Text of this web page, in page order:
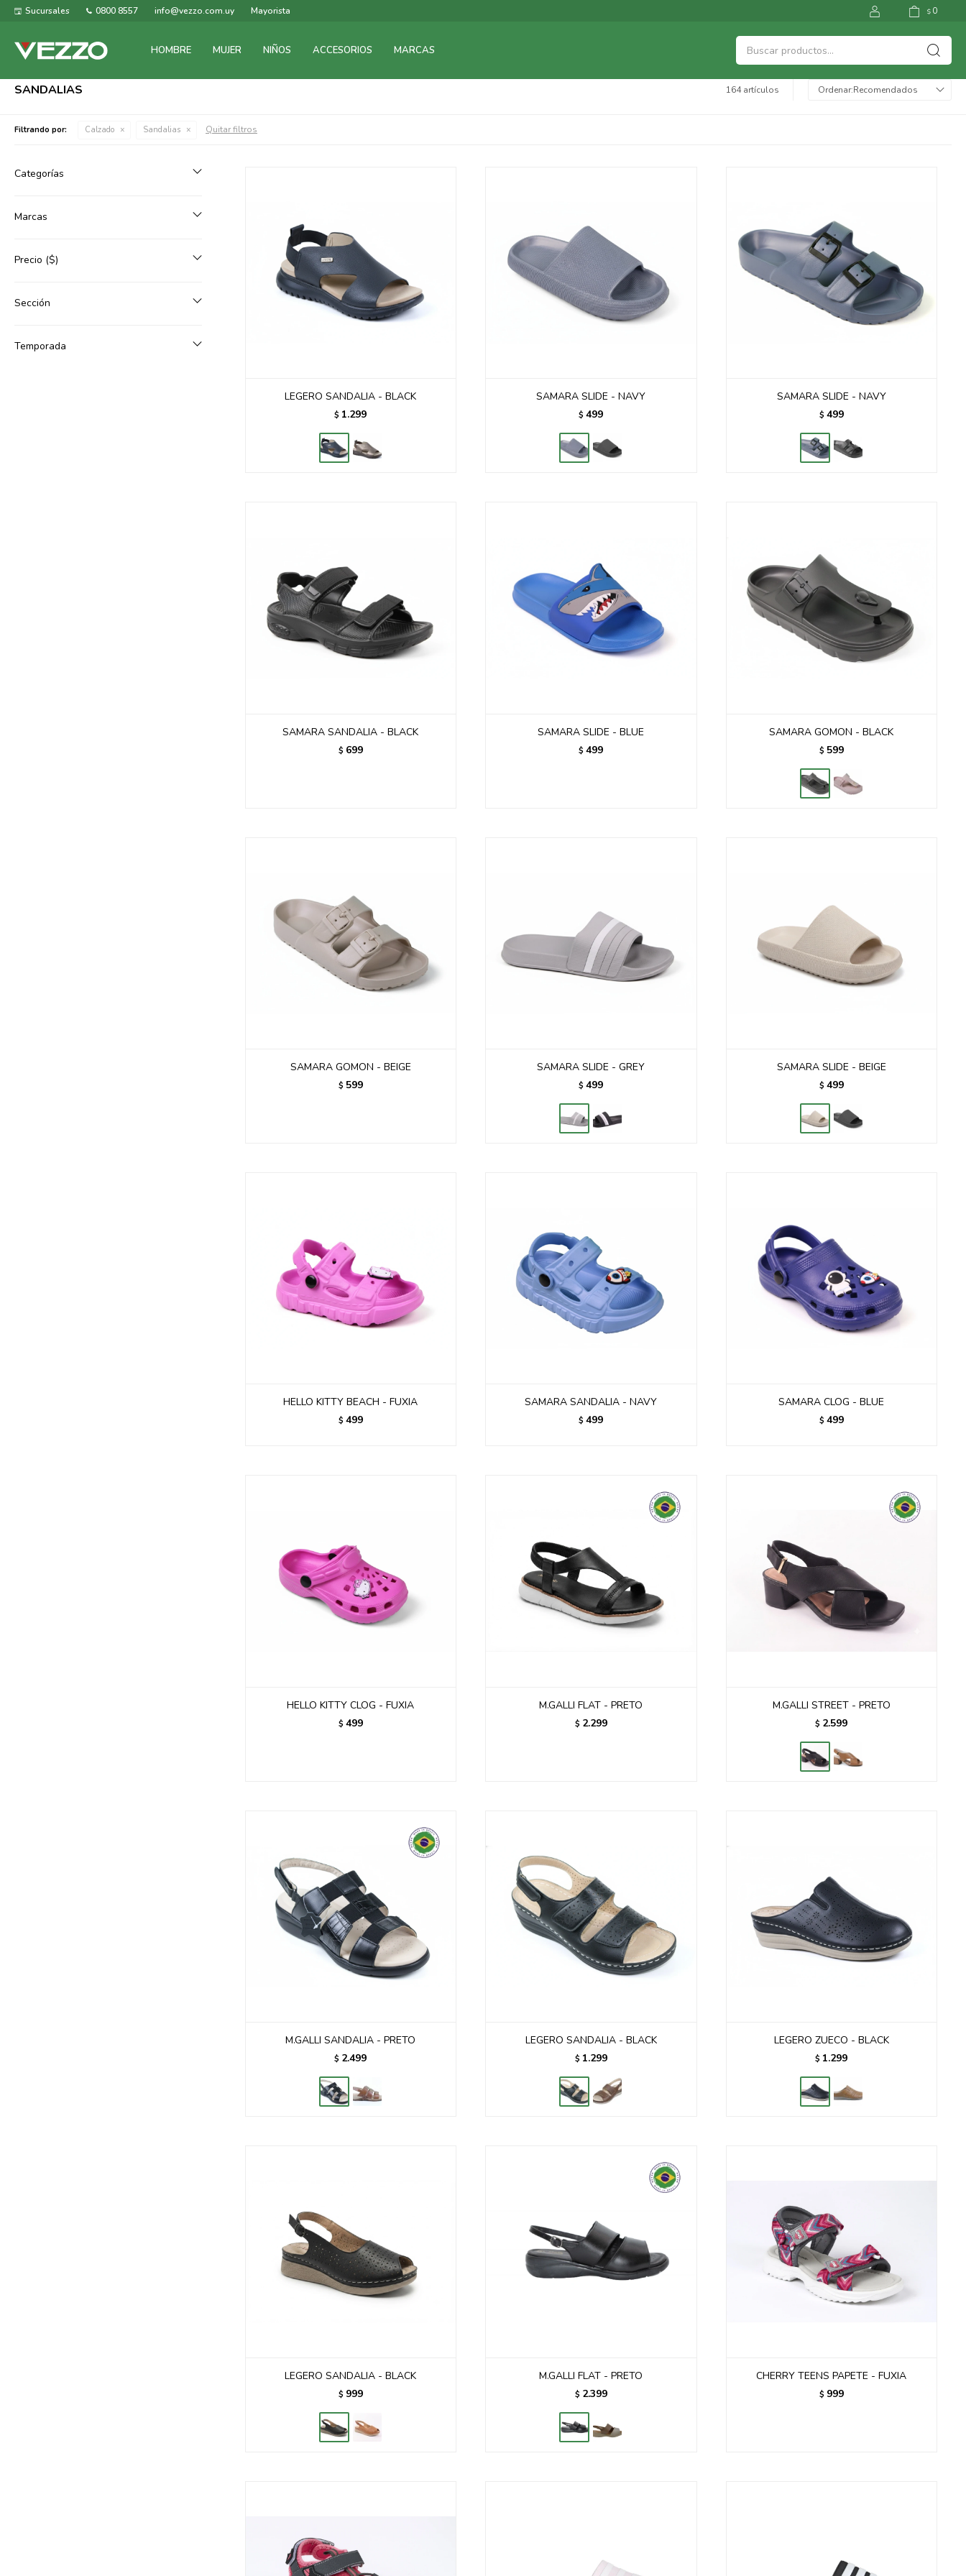
HOMBRE MUJER NIÑOS ACCESORIOS MARCAS
$ 0
Sucursales 0800 8557 info@vezzo.com.uy Mayorista
SANDALIAS 164 artículos Recomendados
Filtrando por: Calzado Sandalias Quitar filtros
LEGERO SANDALIA - BLACK
$ 1.299
SAMARA SLIDE - NAVY
$ 499
SAMARA SLIDE - NAVY
$ 499
SAMARA SANDALIA - BLACK
$ 699
SAMARA SLIDE - BLUE
$ 499
SAMARA GOMON - BLACK
$ 599
SAMARA GOMON - BEIGE
$ 599
SAMARA SLIDE - GREY
$ 499
SAMARA SLIDE - BEIGE
$ 499
HELLO KITTY BEACH - FUXIA
$ 499
SAMARA SANDALIA - NAVY
$ 499
SAMARA CLOG - BLUE
$ 499
HELLO KITTY CLOG - FUXIA
$ 499
M.GALLI FLAT - PRETO
$ 2.299
M.GALLI STREET - PRETO
$ 2.599
M.GALLI SANDALIA - PRETO
$ 2.499
LEGERO SANDALIA - BLACK
$ 1.299
LEGERO ZUECO - BLACK
$ 1.299
LEGERO SANDALIA - BLACK
$ 999
M.GALLI FLAT - PRETO
$ 2.399
CHERRY TEENS PAPETE - FUXIA
$ 999
Categorías
Marcas
Precio ($)
Sección
Temporada